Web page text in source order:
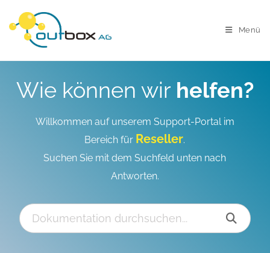
Menü
Wie können wir helfen?
Willkommen auf unserem Support-Portal im
Bereich für Reseller.
Suchen Sie mit dem Suchfeld unten nach
Antworten.